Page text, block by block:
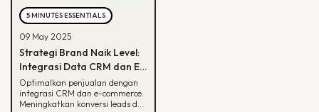
5 MINUTES ESSENTIALS
09 May 2025
Strategi Brand Naik Level:
Integrasi Data CRM dan E-
commerce
Optimalkan penjualan dengan
integrasi CRM dan e-commerce.
Meningkatkan konversi leads dan